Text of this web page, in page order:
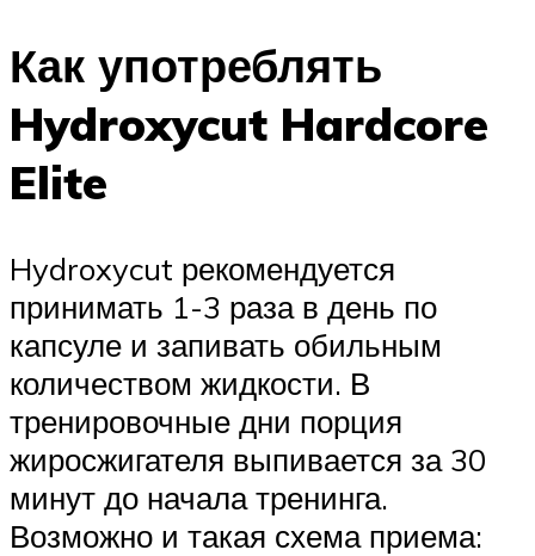
Как употреблять
Hydroxycut Hardcore
Elite
Hydroxycut рекомендуется
принимать 1-3 раза в день по
капсуле и запивать обильным
количеством жидкости. В
тренировочные дни порция
жиросжигателя выпивается за 30
минут до начала тренинга.
Возможно и такая схема приема: